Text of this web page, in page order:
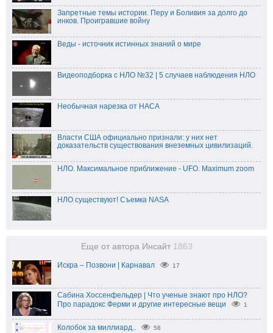
Запретные темы истории. Перу и Боливия за долго до
инков. Проигравшие войну
Веды - источник истинных знаний о мире
Видеоподборка с НЛО №32 | 5 случаев наблюдения НЛО
Необычная нарезка от НАСА
Власти США официально признали: у них нет
доказательств существования внеземных цивилизаций.
НЛО. Максимальное приближение - UFO. Maximum zoom
НЛО существуют! Съемка NASA
Еще от автора Инсайт 1863
Искра – Позвони | Карнавал 17
Сабина Хоссенфельдер | Что ученые знают про НЛО?
Про парадокс Ферми и другие интересные вещи
1
Колобок за миллиард.. 58